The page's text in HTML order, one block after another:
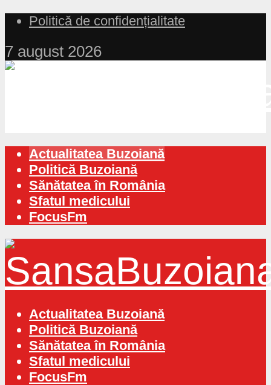
Politică de confidențialitate
7 august 2026
Actualitatea Buzoiană
Politică Buzoiană
Sănătatea în România
Sfatul medicului
FocusFm
Actualitatea Buzoiană
Politică Buzoiană
Sănătatea în România
Sfatul medicului
FocusFm